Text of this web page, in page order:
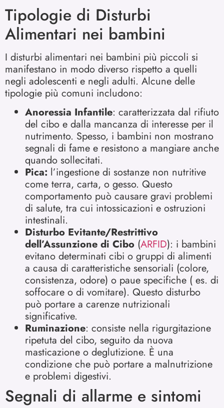
Tipologie di Disturbi
Alimentari nei bambini
I disturbi alimentari nei bambini più piccoli si
manifestano in modo diverso rispetto a quelli
negli adolescenti e negli adulti. Alcune delle
tipologie più comuni includono:
Anoressia Infantile: caratterizzata dal rifiuto
del cibo e dalla mancanza di interesse per il
nutrimento. Spesso, i bambini non mostrano
segnali di fame e resistono a mangiare anche
quando sollecitati.
Pica: l’ingestione di sostanze non nutritive
come terra, carta, o gesso. Questo
comportamento può causare gravi problemi
di salute, tra cui intossicazioni e ostruzioni
intestinali.
Disturbo Evitante/Restrittivo
dell’Assunzione di Cibo (ARFID): i bambini
evitano determinati cibi o gruppi di alimenti
a causa di caratteristiche sensoriali (colore,
consistenza, odore) o paue specifiche ( es. di
soffocare o di vomitare). Questo disturbo
può portare a carenze nutrizionali
significative.
Ruminazione: consiste nella rigurgitazione
ripetuta del cibo, seguito da nuova
masticazione o deglutizione. È una
condizione che può portare a malnutrizione
e problemi digestivi.
Segnali di allarme e sintomi